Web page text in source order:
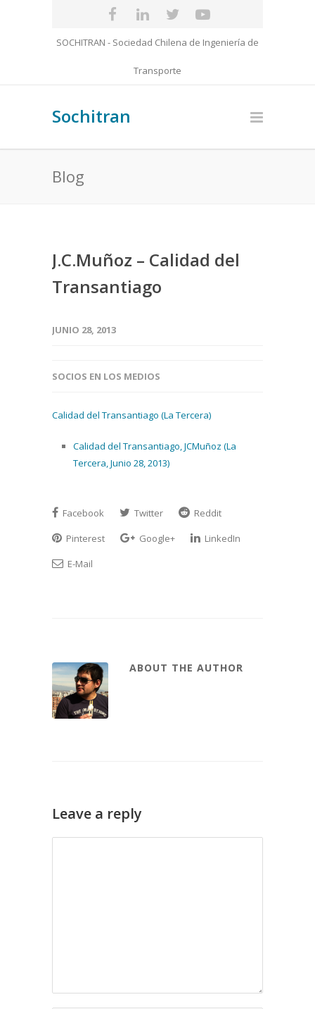
SOCHITRAN - Sociedad Chilena de Ingeniería de
Transporte
Sochitran
Blog
J.C.Muñoz – Calidad del
Transantiago
JUNIO 28, 2013
SOCIOS EN LOS MEDIOS
Calidad del Transantiago (La Tercera)
Calidad del Transantiago, JCMuñoz (La
Tercera, Junio 28, 2013)
Facebook Twitter
Reddit
Pinterest
Google+
LinkedIn
E-Mail
ABOUT THE AUTHOR
Leave a reply